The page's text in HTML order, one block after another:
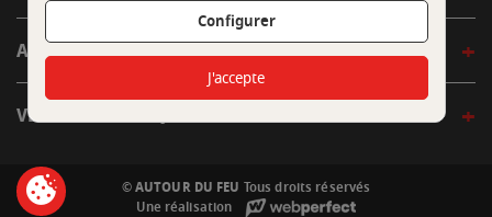
AUTOUR DE LA TABLE
VENIR EN BOUTIQUE
© AUTOUR DU FEU Tous droits réservés
Une réalisation
Configurer
J'accepte